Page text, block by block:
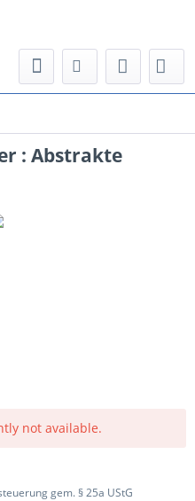
: Abstrakte
not available.
gem. § 25a UStG